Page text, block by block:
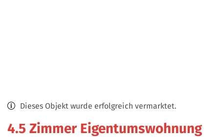
Dieses Objekt wurde erfolgreich vermarktet.
4.5 Zimmer Eigentumswohnung